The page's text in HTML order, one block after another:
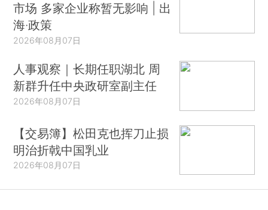
市场 多家企业称暂无影响 | 出
海·政策
2026年08月07日
人事观察｜长期任职湖北 周
新群升任中央政研室副主任
2026年08月07日
【交易簿】松田克也挥刀止损
明治折戟中国乳业
2026年08月07日